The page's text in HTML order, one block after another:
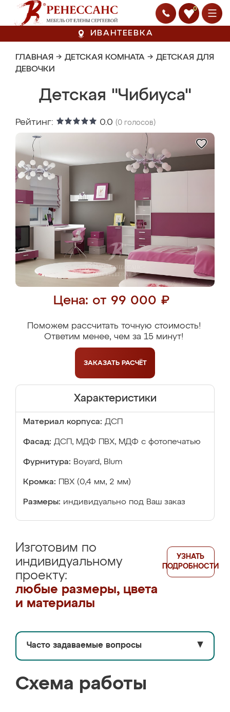
0
ИВАНТЕЕВКА
ГЛАВНАЯ → ДЕТСКАЯ КОМНАТА → ДЕТСКАЯ ДЛЯ
ДЕВОЧКИ
Детская "Чибиуса"
Рейтинг: 0.0 (0 голосов)
Цена: от 99 000 ₽
Поможем рассчитать точную стоимость!
Ответим менее, чем за 15 минут!
ЗАКАЗАТЬ РАСЧЁТ
Характеристики
Материал корпуса: ДСП
Фасад: ДСП, МДФ ПВХ, МДФ с фотопечатью
Фурнитура: Boyard, Blum
Кромка: ПВХ (0,4 мм, 2 мм)
Размеры: индивидуально под Ваш заказ
Изготовим по
индивидуальному
проекту:
любые размеры, цвета
и материалы
УЗНАТЬ
ПОДРОБНОСТИ
Часто задаваемые вопросы ▼
Схема работы